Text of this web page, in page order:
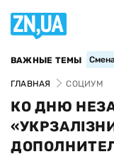
ВАЖНЫЕ ТЕМЫ
ГЛАВНАЯ СОЦИУМ
КО ДНЮ